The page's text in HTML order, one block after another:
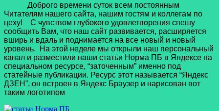
Доброго времени суток всем постоянным
Читателям нашего сайта, нашим гостям и коллегам по
цеху! С чувством глубокого удовлетворения спешу
сообщить Вам, что наш сайт развивается, расширяется
вширь и вдаль и поднимается на все новый и новый
уровень. На этой неделе мы открыли наш персональный
канал и разместили наши статьи Норма ПБ в Яндексе на
специальном ресурсе, “заточенным” именно под
статейные публикации. Ресурс этот называется “Яндекс
ДЗЕН”, он встроен в Яндекс Браузер и нарисован вот
таким логотипом